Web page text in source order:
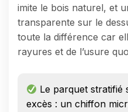
imite le bois naturel, et
transparente sur le
toute la différence car
rayures et de l’usure
Le parquet stratifié
excès : un chiffon